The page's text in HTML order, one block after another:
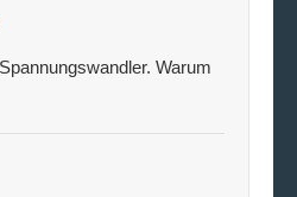
Warum